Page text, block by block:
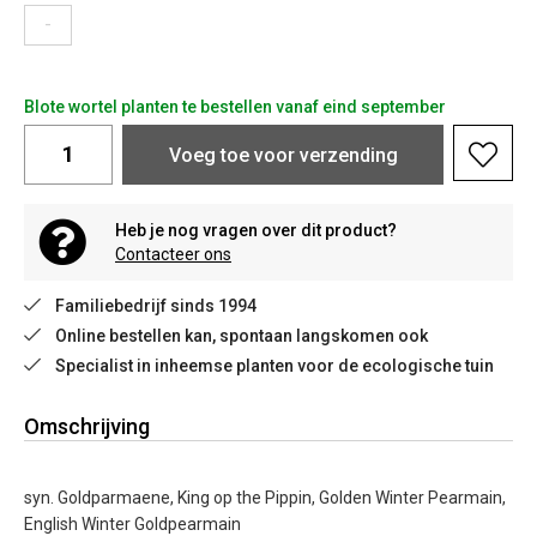
-
Blote wortel planten te bestellen vanaf eind september
Voeg toe voor verzending
Heb je nog vragen over dit product?
Contacteer ons
Familiebedrijf sinds 1994
Online bestellen kan, spontaan langskomen ook
Specialist in inheemse planten voor de ecologische tuin
Omschrijving
syn. Goldparmaene, King op the Pippin, Golden Winter Pearmain,
English Winter Goldpearmain